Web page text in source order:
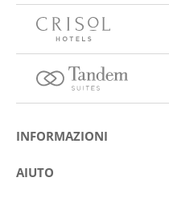
INFORMAZIONI
Su Eurostars Hotel Company
AIUTO